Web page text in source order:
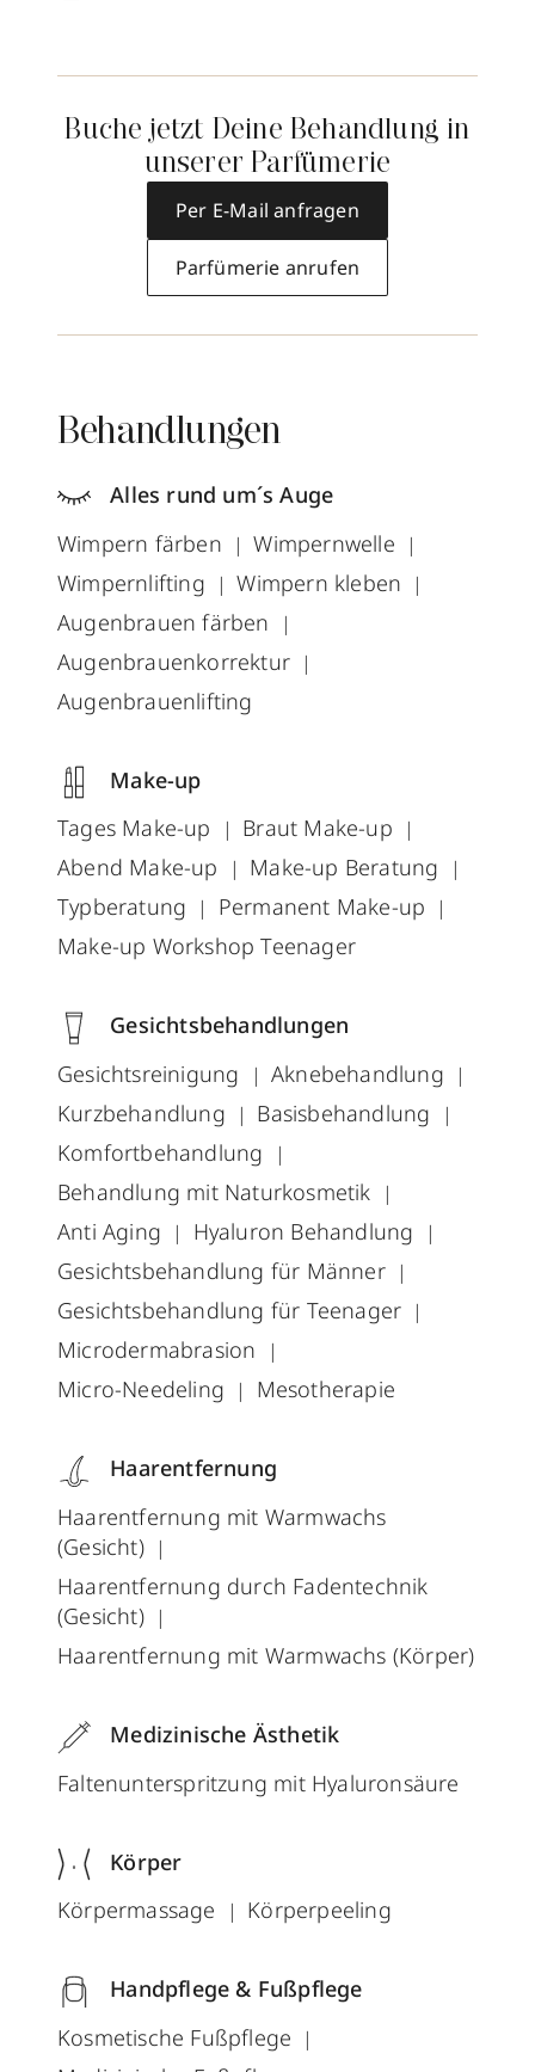
Buche jetzt Deine Behandlung in
unserer Parfümerie
Per E-Mail anfragen
Parfümerie anrufen
Behandlungen
Alles rund um´s Auge
Wimpern färben
Wimpernwelle
Wimpernlifting
Wimpern kleben
Augenbrauen färben
Augenbrauenkorrektur
Augenbrauenlifting
Make-up
Tages Make-up
Braut Make-up
Abend Make-up
Make-up Beratung
Typberatung
Permanent Make-up
Make-up Workshop Teenager
Gesichtsbehandlungen
Gesichtsreinigung
Aknebehandlung
Kurzbehandlung
Basisbehandlung
Komfortbehandlung
Behandlung mit Naturkosmetik
Anti Aging
Hyaluron Behandlung
Gesichtsbehandlung für Männer
Gesichtsbehandlung für Teenager
Microdermabrasion
Micro-Needeling
Mesotherapie
Haarentfernung
Haarentfernung mit Warmwachs
(Gesicht)
Haarentfernung durch Fadentechnik
(Gesicht)
Haarentfernung mit Warmwachs (Körper)
Medizinische Ästhetik
Faltenunterspritzung mit Hyaluronsäure
Körper
Körpermassage
Körperpeeling
Handpflege & Fußpflege
Kosmetische Fußpflege